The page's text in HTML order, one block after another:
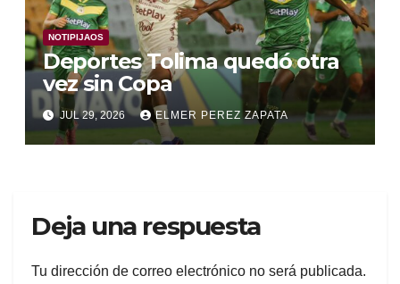
NOTIPIJAOS
Deportes Tolima quedó otra
vez sin Copa
JUL 29, 2026 ELMER PEREZ ZAPATA
Deja una respuesta
Tu dirección de correo electrónico no será publicada.